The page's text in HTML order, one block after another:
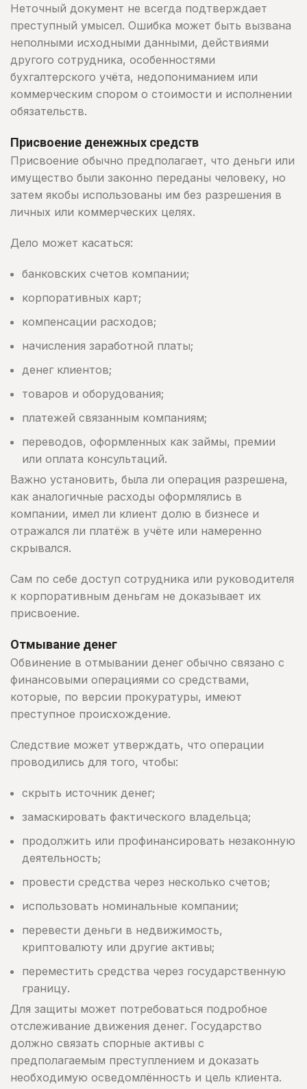
Неточный документ не всегда подтверждает
преступный умысел. Ошибка может быть вызвана
неполными исходными данными, действиями
другого сотрудника, особенностями
бухгалтерского учёта, недопониманием или
коммерческим спором о стоимости и исполнении
обязательств.
Присвоение денежных средств
Присвоение обычно предполагает, что деньги или
имущество были законно переданы человеку, но
затем якобы использованы им без разрешения в
личных или коммерческих целях.
Дело может касаться:
банковских счетов компании;
корпоративных карт;
компенсации расходов;
начисления заработной платы;
денег клиентов;
товаров и оборудования;
платежей связанным компаниям;
переводов, оформленных как займы, премии
или оплата консультаций.
Важно установить, была ли операция разрешена,
как аналогичные расходы оформлялись в
компании, имел ли клиент долю в бизнесе и
отражался ли платёж в учёте или намеренно
скрывался.
Сам по себе доступ сотрудника или руководителя
к корпоративным деньгам не доказывает их
присвоение.
Отмывание денег
Обвинение в отмывании денег обычно связано с
финансовыми операциями со средствами,
которые, по версии прокуратуры, имеют
преступное происхождение.
Следствие может утверждать, что операции
проводились для того, чтобы:
скрыть источник денег;
замаскировать фактического владельца;
продолжить или профинансировать незаконную
деятельность;
провести средства через несколько счетов;
использовать номинальные компании;
перевести деньги в недвижимость,
криптовалюту или другие активы;
переместить средства через государственную
границу.
Для защиты может потребоваться подробное
отслеживание движения денег. Государство
должно связать спорные активы с
предполагаемым преступлением и доказать
необходимую осведомлённость и цель клиента.